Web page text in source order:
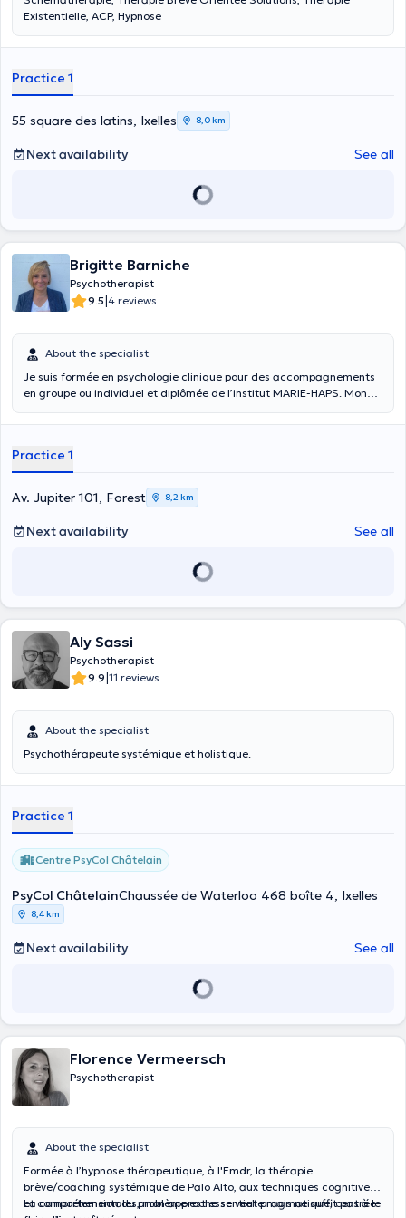
Existentielle, ACP, Hypnose
Practice 1
55 square des latins, Ixelles 8,0 km
Next availability See all
Brigitte Barniche
Psychotherapist
9.5|4 reviews
About the specialist
Je suis formée en psychologie clinique pour des accompagnements
en groupe ou individuel et diplômée de l’institut MARIE-HAPS. Mon
en sciences de la Famille et de la Sexualité. Travailler avec
participant à de nombreux séminaires et en se plongeant dans des
lectures. Ma mission en thérapie est de garantir un
accompagnement et un soutien aux patients et aux familles, un suivi
consciencieux et sérieux sans jugement, mais aussi de sensibiliser le
patient à la réflexion pour qu’il puisse prendre conscience de ses
actes et de son mode de vie afin d’arriver aux objectifs souhaités.
Practice 1
Av. Jupiter 101, Forest 8,2 km
Next availability See all
Aly Sassi
Psychotherapist
9.9|11 reviews
About the specialist
Psychothérapeute systémique et holistique.
Practice 1
Centre PsyCol Châtelain
PsyCol ChâtelainChaussée de Waterloo 468 boîte 4, Ixelles
8,4 km
Next availability See all
Florence Vermeersch
Psychotherapist
About the specialist
Formée à l’hypnose thérapeutique, à l'Emdr, la thérapie
brève/coaching systémique de Palo Alto, aux techniques cognitives
et comportementales, mon approche se veut pragmatique, centrée
La compréhension du problème est essentielle mais ne suffit pas à le